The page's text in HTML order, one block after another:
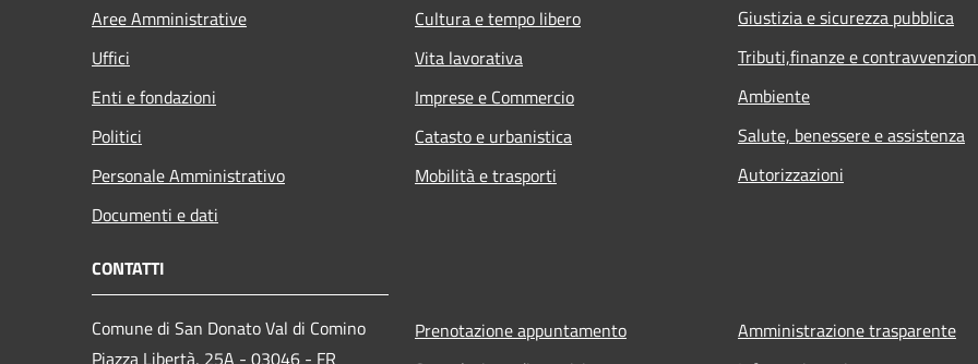
Aree Amministrative
Uffici
Enti e fondazioni
Politici
Personale Amministrativo
Documenti e dati
Cultura e tempo libero
Vita lavorativa
Imprese e Commercio
Catasto e urbanistica
Mobilità e trasporti
Giustizia e sicurezza pubblica
Tributi,finanze e
Ambiente
Salute, benessere e assistenza
Autorizzazioni
CONTATTI
Comune di San Donato Val di Comino
Piazza Libertà, 25A - 03046 - FR
Prenotazione appuntamento
Amministrazione trasparente